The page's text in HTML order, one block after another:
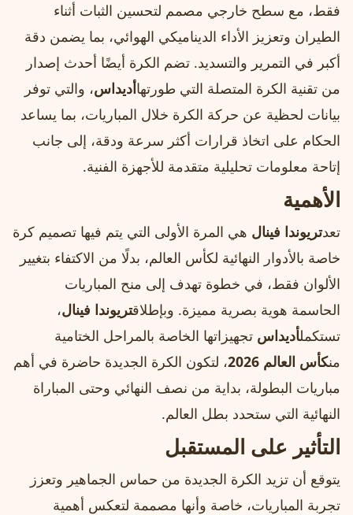
فقط، مع سطح خارجي مصمم لتحسين الثبات أثناء
الطيران وتعزيز الأداء الديناميكي الهوائي، بما يضمن دقة
أكبر في التمرير والتسديد. تضم الكرة أيضًا أحدث إصدار
من تقنية الكرة المتصلة التي طورتهاأديداس، والتي توفر
بيانات لحظية عن حركة الكرة خلال المباريات، بما يساعد
الحكام على اتخاذ قرارات أكثر سرعة ودقة، إلى جانب
إتاحة معلومات تحليلية متقدمة للأجهزة الفنية.
الأهمية
تعدتريوندا فينال هي المرة الأولى التي يتم فيها تصميم كرة
خاصة بالأدوار النهائية لكأس العالم، بدلًا من الاكتفاء بتغيير
الألوان فقط، في خطوة تهدف إلى منح المباريات
الحاسمة هوية بصرية مميزة. وبإطلاقتريوندا فينال،
تستكملأديداس تجهيزاتها الخاصة بالمراحل الختامية
منكأس العالم 2026
، لتكون الكرة الجديدة حاضرة في أهم
مباريات البطولة، بداية من نصف النهائي وحتى المباراة
النهائية التي ستحدد بطل العالم.
التأثير على المستقبل
يتوقع أن تزيد الكرة الجديدة من حماس الجماهير وتعزز
تجربة المباريات، خاصة وأنها مصممة لتعكس أهمية